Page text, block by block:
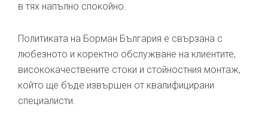
в тях напълно спокойно.
Политиката на Борман България е свързана с
любезното и коректно обслужване на клиентите,
висококачествените стоки и стойностния монтаж,
който ще бъде извършен от квалифицирани
специалисти.